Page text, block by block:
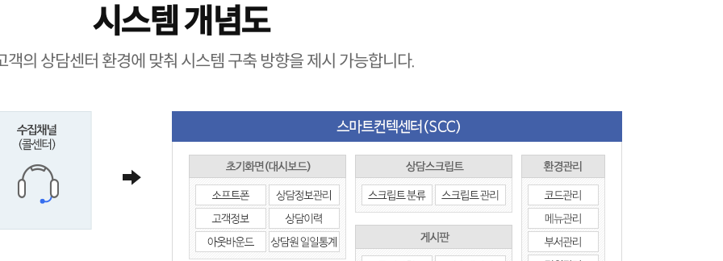
시스템 개념도
객의 상담센터 환경에 맞춰 시스템 구축 방향을 제시 가능합니다.